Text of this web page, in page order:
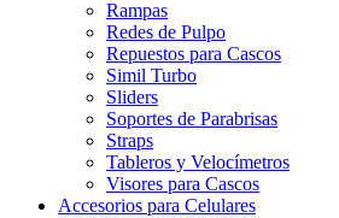
Rampas
Redes de Pulpo
Repuestos para Cascos
Simil Turbo
Sliders
Soportes de Parabrisas
Straps
Tableros y Velocímetros
Visores para Cascos
Accesorios para Celulares